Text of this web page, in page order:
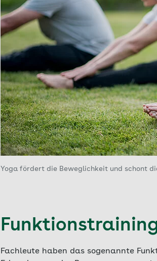
Yoga fördert die Beweglichkeit und schont
Fachleute haben das sogenannte